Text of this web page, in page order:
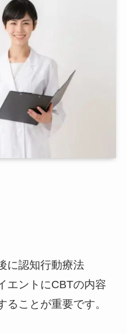
に認知行動療法
エントにCBTの内容
ことが重要です。